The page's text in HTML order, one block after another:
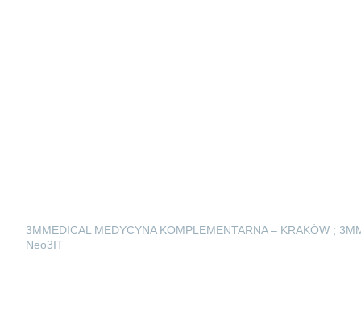
3MMEDICAL MEDYCYNA KOMPLEMENTARNA – KRAKÓW ;
Neo3IT